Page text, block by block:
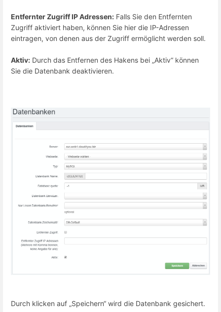
Entfernter Zugriff IP Adressen: Falls Sie den Entfernten
Zugriff aktiviert haben, können Sie hier die IP-Adressen
eintragen, von denen aus der Zugriff ermöglicht werden soll.
Aktiv: Durch das Entfernen des Hakens bei „Aktiv“ können
Sie die Datenbank deaktivieren.
Durch klicken auf „Speichern“ wird die Datenbank gesichert.